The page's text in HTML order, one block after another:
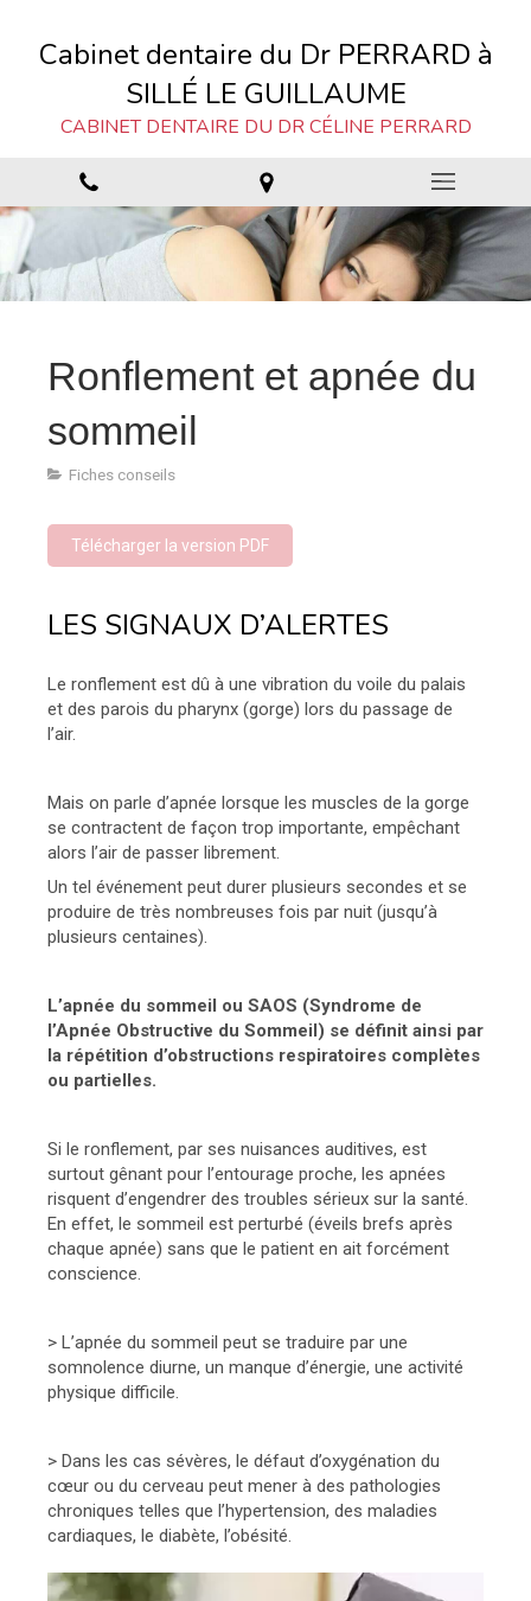
Cabinet dentaire du Dr PERRARD à
SILLÉ LE GUILLAUME
CABINET DENTAIRE DU DR CÉLINE PERRARD
Ronflement et apnée du
sommeil
Fiches conseils
Télécharger la version PDF
LES SIGNAUX D’ALERTES
Le ronflement est dû à une vibration du voile du palais
et des parois du pharynx (gorge) lors du passage de
l’air.
Mais on parle d’apnée lorsque les muscles de la gorge
se contractent de façon trop importante, empêchant
alors l’air de passer librement.
Un tel événement peut durer plusieurs secondes et se
produire de très nombreuses fois par nuit (jusqu’à
plusieurs centaines).
L’apnée du sommeil ou SAOS (Syndrome de
l’Apnée Obstructive du Sommeil) se définit ainsi par
la répétition d’obstructions respiratoires complètes
ou partielles.
Si le ronflement, par ses nuisances auditives, est
surtout gênant pour l’entourage proche, les apnées
risquent d’engendrer des troubles sérieux sur la santé.
En effet, le sommeil est perturbé (éveils brefs après
chaque apnée) sans que le patient en ait forcément
conscience.
> L’apnée du sommeil peut se traduire par une
somnolence diurne, un manque d’énergie, une activité
physique difficile.
> Dans les cas sévères, le défaut d’oxygénation du
cœur ou du cerveau peut mener à des pathologies
chroniques telles que l’hypertension, des maladies
cardiaques, le diabète, l’obésité.